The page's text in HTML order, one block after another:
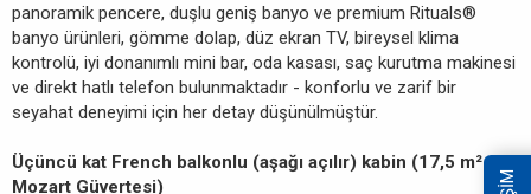
panoramik pencere, duşlu geniş banyo ve premium Rituals®
banyo ürünleri, gömme dolap, düz ekran TV, bireysel klima
kontrolü, iyi donanımlı mini bar, oda kasası, saç kurutma makinesi
ve direkt hatlı telefon bulunmaktadır - konforlu ve zarif bir
seyahat deneyimi için her detay düşünülmüştür.
Üçüncü kat French balkonlu (aşağı açılır) kabin (17,5 m² -
Mozart Güvertesi)